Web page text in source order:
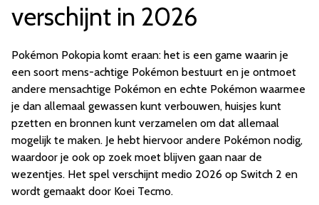
verschijnt in 2026
Pokémon Pokopia komt eraan: het is een game waarin je
een soort mens-achtige Pokémon bestuurt en je ontmoet
andere mensachtige Pokémon en echte Pokémon waarmee
je dan allemaal gewassen kunt verbouwen, huisjes kunt
pzetten en bronnen kunt verzamelen om dat allemaal
mogelijk te maken. Je hebt hiervoor andere Pokémon nodig,
waardoor je ook op zoek moet blijven gaan naar de
wezentjes. Het spel verschijnt medio 2026 op Switch 2 en
wordt gemaakt door Koei Tecmo.